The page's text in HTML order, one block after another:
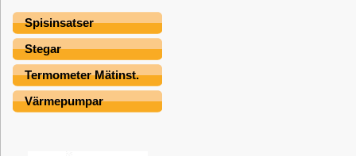
Spisinsatser
Stegar
Termometer Mätinst.
Värmepumpar